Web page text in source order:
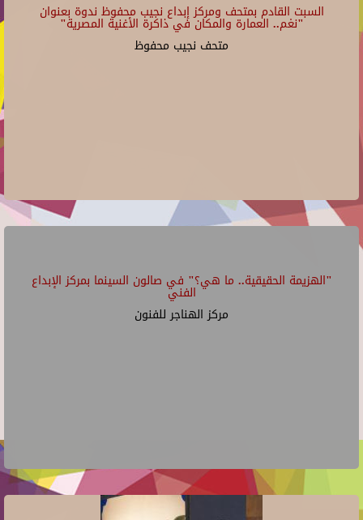
السبت القادم بمتحف ومركز إبداع نجيب محفوظ ندوة بعنوان
"نغم.. العمارة والمكان في ذاكرة الأغنية المصرية"
متحف نجيب محفوظ
"الهزيمة الحقيقية.. ما هي؟" في صالون السينما بمركز الإبداع
الفني
مركز الهناجر للفنون